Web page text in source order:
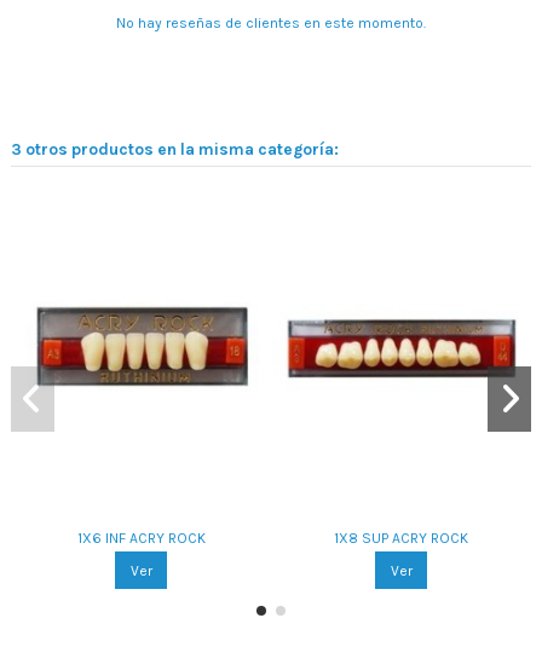
No hay reseñas de clientes en este momento.
3 otros productos en la misma categoría:
1X6 INF ACRY ROCK
Ver
1X8 SUP ACRY ROCK
Ver